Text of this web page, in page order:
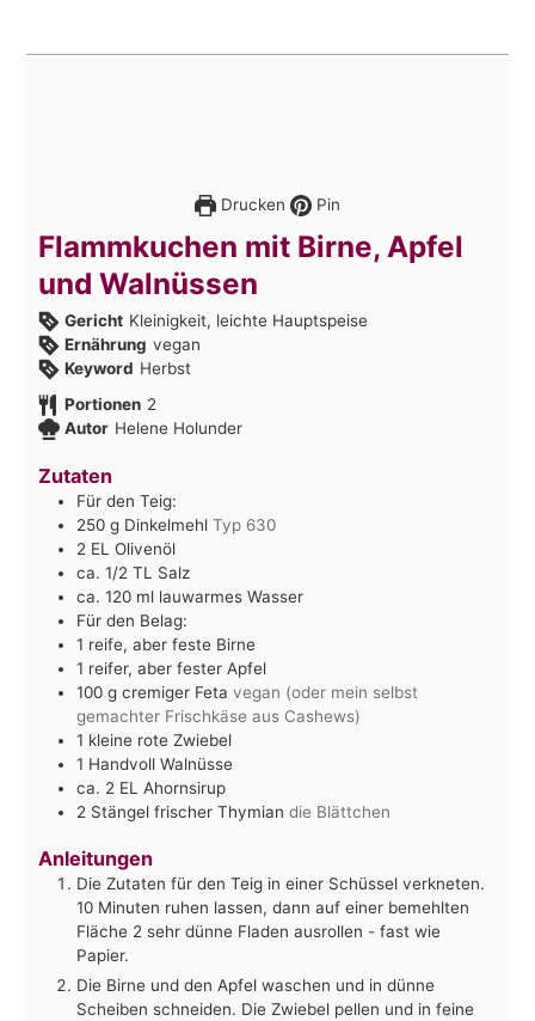
Drucken Pin
Flammkuchen mit Birne, Apfel
und Walnüssen
Gericht Kleinigkeit, leichte Hauptspeise
Ernährung vegan
Keyword Herbst
Portionen 2
Autor Helene Holunder
Zutaten
Für den Teig:
250 g Dinkelmehl Typ 630
2 EL Olivenöl
ca. 1/2 TL
Salz
ca. 120 ml lauwarmes Wasser
Für den Belag:
1 reife, aber feste Birne
1 reifer, aber fester Apfel
100 g cremiger Feta vegan (oder mein selbst
gemachter Frischkäse aus Cashews)
1 kleine rote Zwiebel
1 Handvoll Walnüsse
ca. 2 EL Ahornsirup
2 Stängel frischer Thymian die Blättchen
Anleitungen
Die Zutaten für den Teig in einer Schüssel verkneten.
10 Minuten ruhen lassen, dann auf einer bemehlten
Fläche 2 sehr dünne Fladen ausrollen - fast wie
Papier.
Die Birne und den Apfel waschen und in dünne
Scheiben schneiden. Die Zwiebel pellen und in feine